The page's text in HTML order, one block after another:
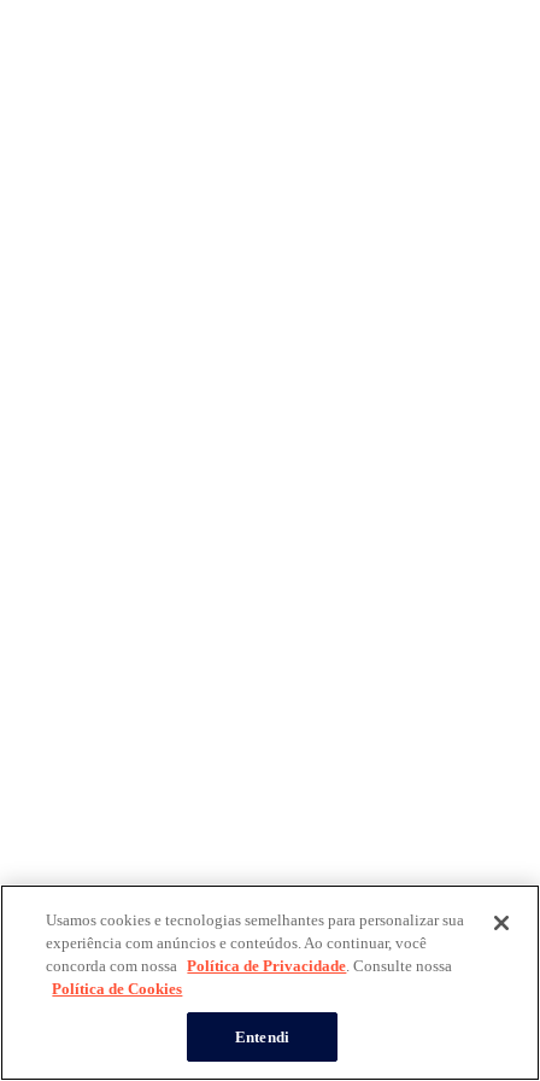
Usamos cookies e tecnologias semelhantes para personalizar sua
experiência com anúncios e conteúdos. Ao continuar, você
concorda com nossa Política de Privacidade. Consulte nossa
Política de Cookies
Entendi